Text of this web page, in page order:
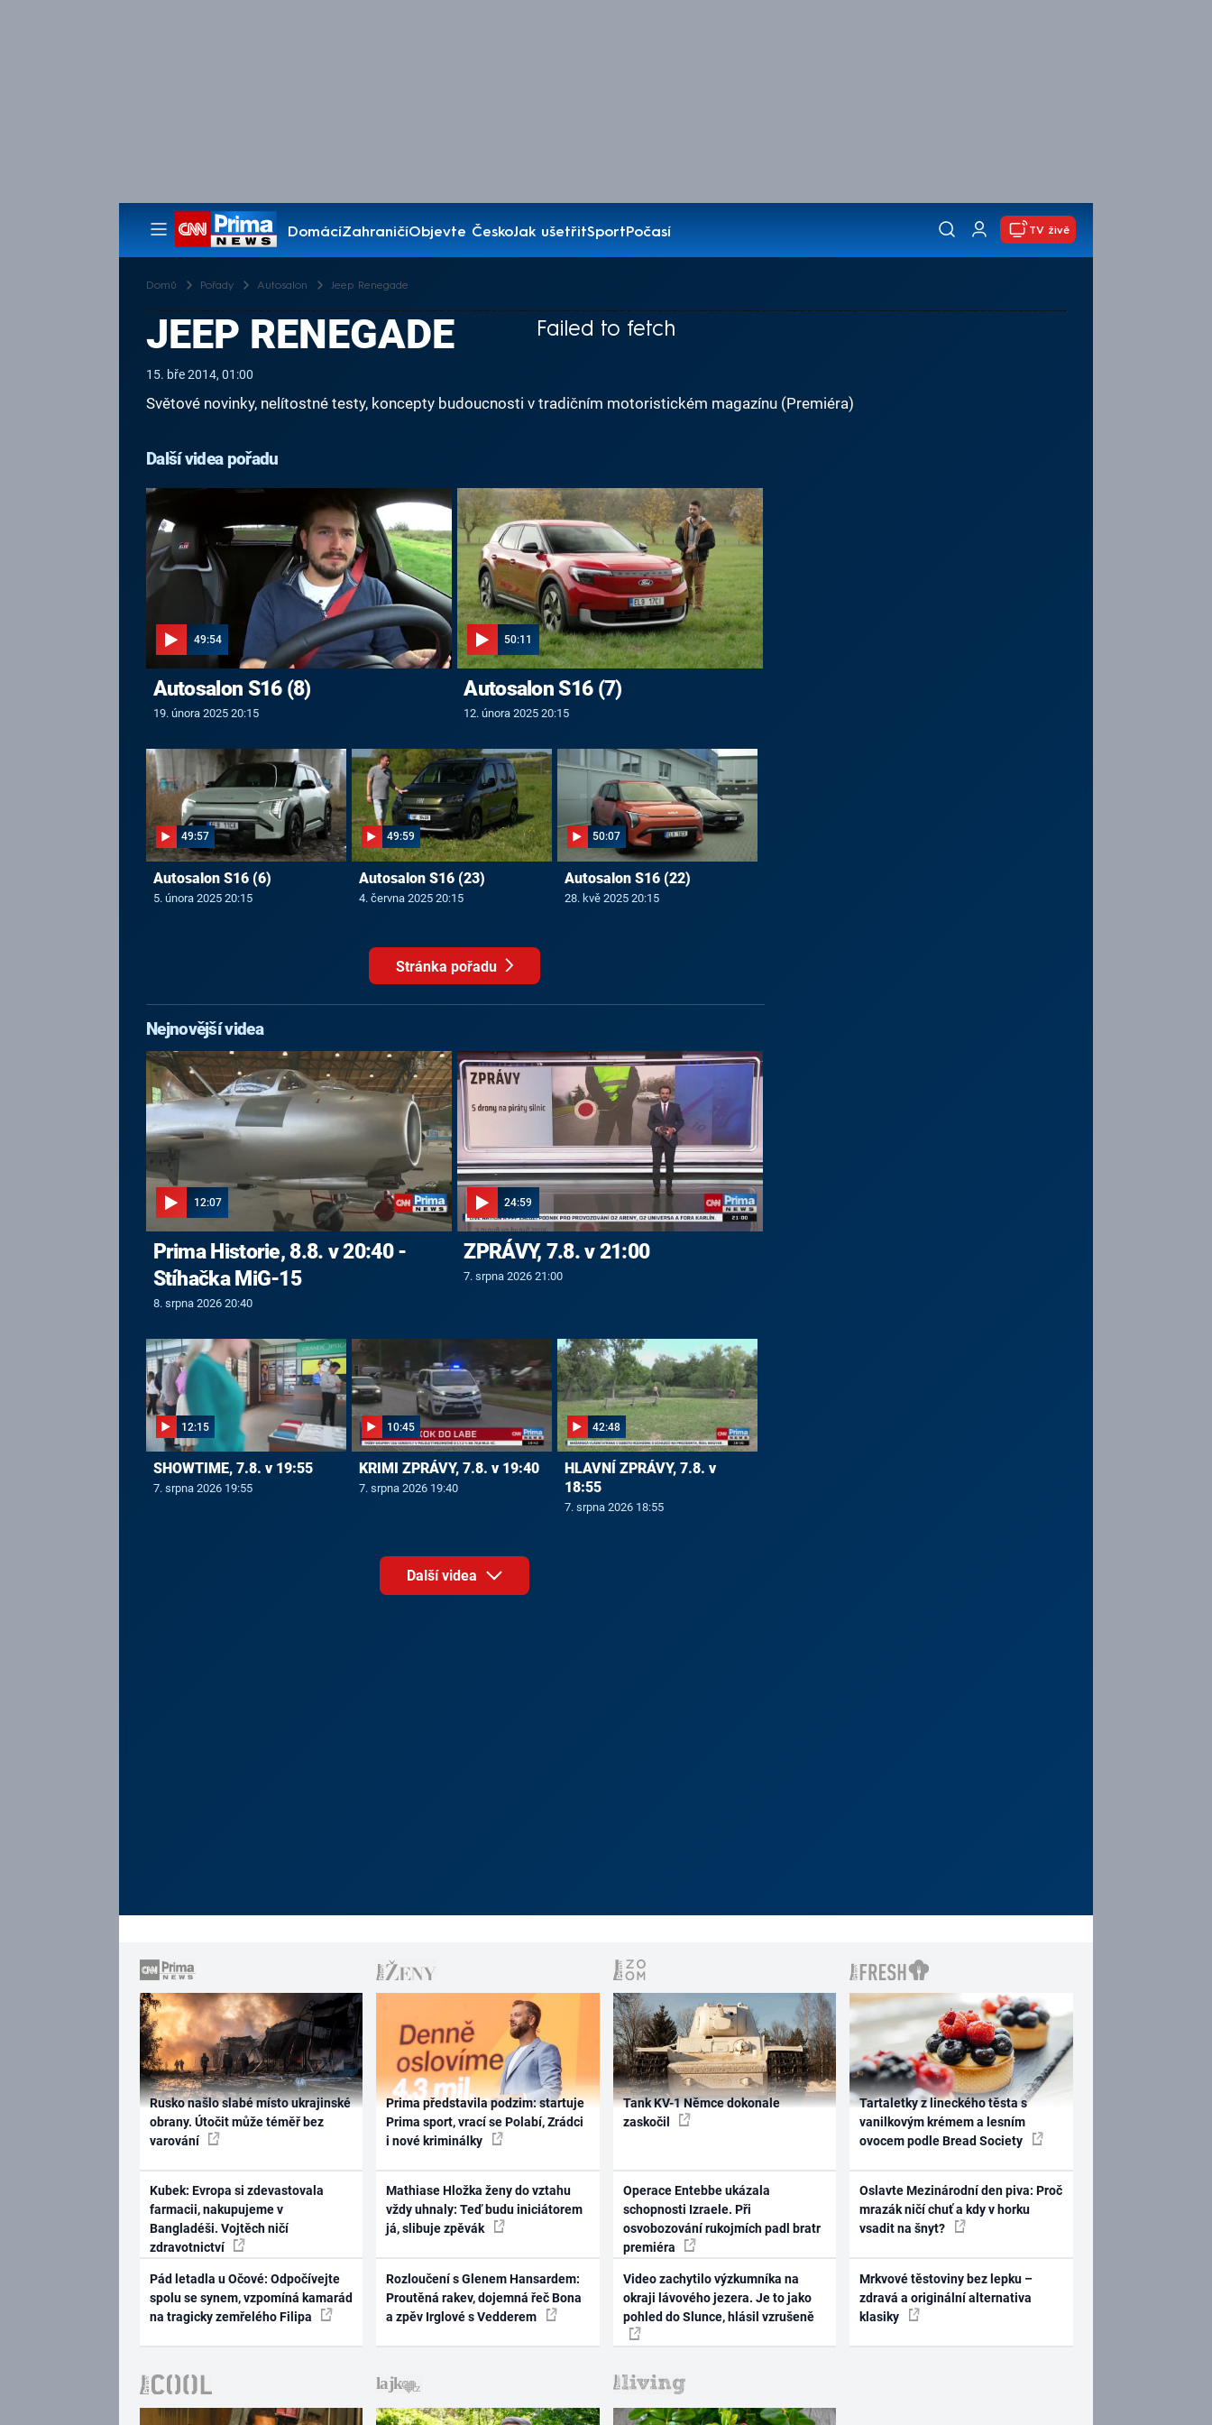
DomácíZahraničíObjevte ČeskoJak ušetřitSportPočasí
Pořady
TV živě
Domů Pořady Autosalon Jeep Renegade
Failed to fetch
JEEP RENEGADE
15. bře 2014, 01:00
Světové novinky, nelítostné testy, koncepty budoucnosti v tradičním motoristickém magazínu (Premiéra)
Další videa pořadu
49:54
Autosalon S16 (8)
19. února 2025 20:15
50:11
Autosalon S16 (7)
12. února 2025 20:15
49:57
Autosalon S16 (6)
5. února 2025 20:15
49:59
Autosalon S16 (23)
4. června 2025 20:15
50:07
Autosalon S16 (22)
28. kvě 2025 20:15
Stránka pořadu
Nejnovější videa
12:07
Prima Historie, 8.8. v 20:40 -
Stíhačka MiG-15
8. srpna 2026 20:40
24:59
ZPRÁVY, 7.8. v 21:00
7. srpna 2026 21:00
12:15
SHOWTIME, 7.8. v 19:55
7. srpna 2026 19:55
10:45
KRIMI ZPRÁVY, 7.8. v 19:40
7. srpna 2026 19:40
42:48
HLAVNÍ ZPRÁVY, 7.8. v
18:55
7. srpna 2026 18:55
Další videa
Rusko našlo slabé místo ukrajinské
obrany. Útočit může téměř bez
varování
Kubek: Evropa si zdevastovala
farmacii, nakupujeme v
Bangladéši. Vojtěch ničí
zdravotnictví
Pád letadla u Očové: Odpočívejte
spolu se synem, vzpomíná kamarád
na tragicky zemřelého Filipa
Prima představila podzim: startuje
Prima sport, vrací se Polabí, Zrádci
i nové kriminálky
Mathiase Hložka ženy do vztahu
vždy uhnaly: Teď budu iniciátorem
já, slibuje zpěvák
Rozloučení s Glenem Hansardem:
Proutěná rakev, dojemná řeč Bona
a zpěv Irglové s Vedderem
Tank KV-1 Němce dokonale
zaskočil
Operace Entebbe ukázala
schopnosti Izraele. Při
osvobozování rukojmích padl bratr
premiéra
Video zachytilo výzkumníka na
okraji lávového jezera. Je to jako
pohled do Slunce, hlásil vzrušeně
Tartaletky z lineckého těsta s
vanilkovým krémem a lesním
ovocem podle Bread Society
Oslavte Mezinárodní den piva: Proč
mrazák ničí chuť a kdy v horku
vsadit na šnyt?
Mrkvové těstoviny bez lepku –
zdravá a originální alternativa
klasiky